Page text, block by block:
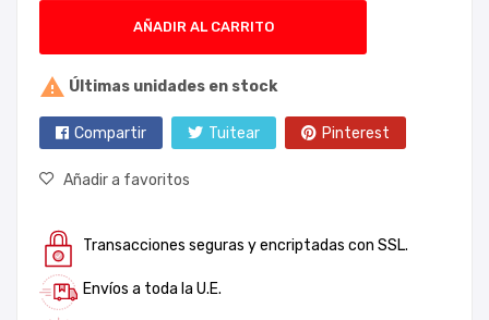
AÑADIR AL CARRITO
 Últimas unidades en stock
Compartir Tuitear Pinterest
Añadir a favoritos
Transacciones seguras y encriptadas con SSL.
Envíos a toda la U.E.